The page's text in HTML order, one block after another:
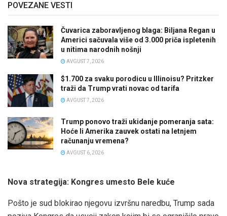
POVEZANE VESTI
Čuvarica zaboravljenog blaga: Biljana Regan u
Americi sačuvala više od 3.000 priča ispletenih
u nitima narodnih nošnji
AVGUST 7, 2026
$1.700 za svaku porodicu u Illinoisu? Pritzker
traži da Trump vrati novac od tarifa
AVGUST 7, 2026
Trump ponovo traži ukidanje pomeranja sata:
Hoće li Amerika zauvek ostati na letnjem
računanju vremena?
AVGUST 6, 2026
Nova strategija: Kongres umesto Bele kuće
Pošto je sud blokirao njegovu izvršnu naredbu, Trump sada